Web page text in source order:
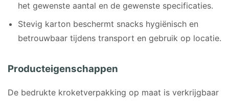
het gewenste aantal en de gewenste specificaties.
Stevig karton beschermt snacks hygiënisch en
betrouwbaar tijdens transport en gebruik op locatie.
Producteigenschappen
De bedrukte kroketverpakking op maat is verkrijgbaar